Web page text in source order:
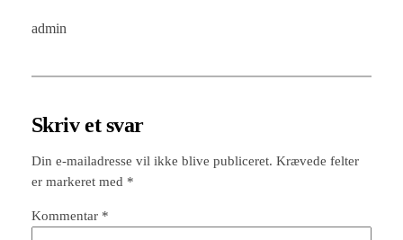
admin
Skriv et svar
Din e-mailadresse vil ikke blive publiceret. Krævede felter
er markeret med *
Kommentar *